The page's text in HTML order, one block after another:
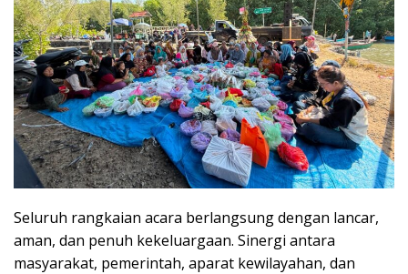
Seluruh rangkaian acara berlangsung dengan lancar,
aman, dan penuh kekeluargaan. Sinergi antara
masyarakat, pemerintah, aparat kewilayahan, dan